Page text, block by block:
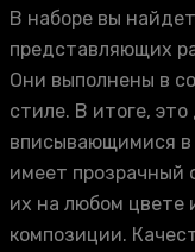
В наборе вы
представляющих
Они выполнены в
стиле. В итоге,
вписывающимися
имеет прозрачный
их на любом цвете
композиции.